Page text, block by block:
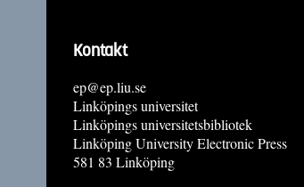
Kontakt
ep@ep.liu.se
Linköpings universitet
Linköpings universitetsbibliotek
Linköping University Electronic Press
581 83 Linköping